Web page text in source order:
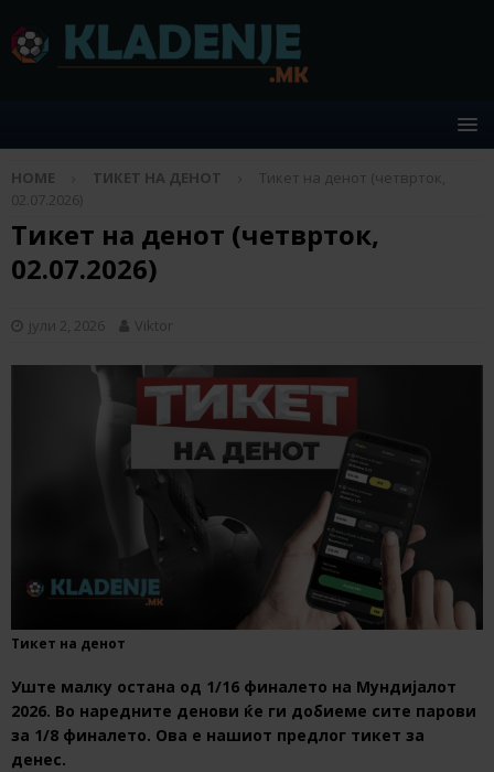
HOME ТИКЕТ НА ДЕНОТ
Тикет на денот (четврток,
02.07.2026)
Тикет на денот (четврток,
02.07.2026)
јули 2, 2026 Viktor
Тикет на денот
Уште малку остана од 1/16 финалето на Мундијалот
2026. Во наредните денови ќе ги добиеме сите парови
за 1/8 финалето. Ова е нашиот предлог тикет за
денес.